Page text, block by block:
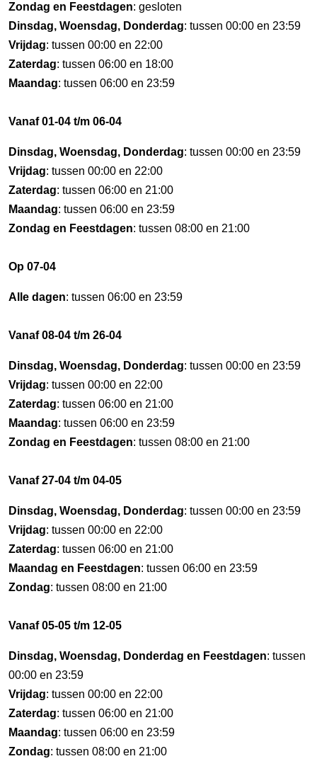
Zondag en Feestdagen: gesloten
Dinsdag, Woensdag, Donderdag: tussen 00:00 en 23:59
Vrijdag: tussen 00:00 en 22:00
Zaterdag: tussen 06:00 en 18:00
Maandag: tussen 06:00 en 23:59
Vanaf 01-04 t/m 06-04
Dinsdag, Woensdag, Donderdag: tussen 00:00 en 23:59
Vrijdag: tussen 00:00 en 22:00
Zaterdag: tussen 06:00 en 21:00
Maandag: tussen 06:00 en 23:59
Zondag en Feestdagen: tussen 08:00 en 21:00
Op 07-04
Alle dagen: tussen 06:00 en 23:59
Vanaf 08-04 t/m 26-04
Dinsdag, Woensdag, Donderdag: tussen 00:00 en 23:59
Vrijdag: tussen 00:00 en 22:00
Zaterdag: tussen 06:00 en 21:00
Maandag: tussen 06:00 en 23:59
Zondag en Feestdagen: tussen 08:00 en 21:00
Vanaf 27-04 t/m 04-05
Dinsdag, Woensdag, Donderdag: tussen 00:00 en 23:59
Vrijdag: tussen 00:00 en 22:00
Zaterdag: tussen 06:00 en 21:00
Maandag en Feestdagen: tussen 06:00 en 23:59
Zondag: tussen 08:00 en 21:00
Vanaf 05-05 t/m 12-05
Dinsdag, Woensdag, Donderdag en Feestdagen: tussen
00:00 en 23:59
Vrijdag: tussen 00:00 en 22:00
Zaterdag: tussen 06:00 en 21:00
Maandag: tussen 06:00 en 23:59
Zondag: tussen 08:00 en 21:00